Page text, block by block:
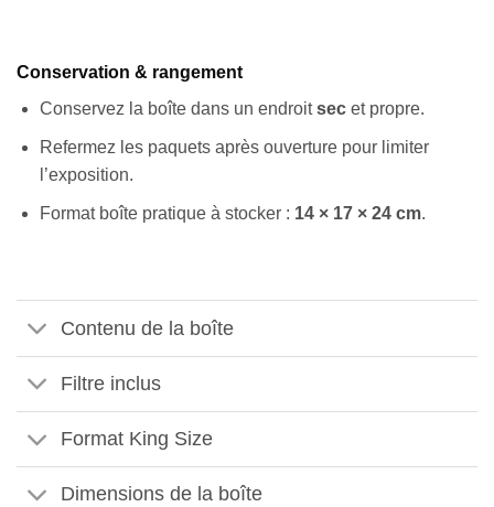
Conservation & rangement
Conservez la boîte dans un endroitsecet propre.
Refermez les paquets après ouverture pour limiter
l’exposition.
Format boîte pratique à stocker : 14 × 17 × 24 cm.
Contenu de la boîte
Filtre inclus
Format King Size
Dimensions de la boîte